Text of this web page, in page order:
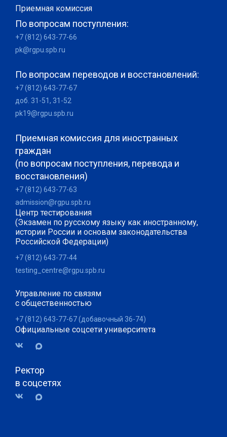
Приемная комиссия
По вопросам поступления:
+7 (812) 643-77-66
pk@rgpu.spb.ru
По вопросам переводов и восстановлений:
+7 (812) 643-77-67
доб. 31-51, 31-52
pk19@rgpu.spb.ru
Приемная комиссия для иностранных
граждан
(по вопросам поступления, перевода и
восстановления)
+7 (812) 643-77-63
admission@rgpu.spb.ru
Центр тестирования
(Экзамен по русскому языку как иностранному,
истории России и основам законодательства
Российской Федерации)
+7 (812) 643-77-44
testing_centre@rgpu.spb.ru
Управление по связям
с общественностью
+7 (812) 643-77-67 (добавочный 36-74)
Официальные соцсети университета
Ректор
в соцсетях